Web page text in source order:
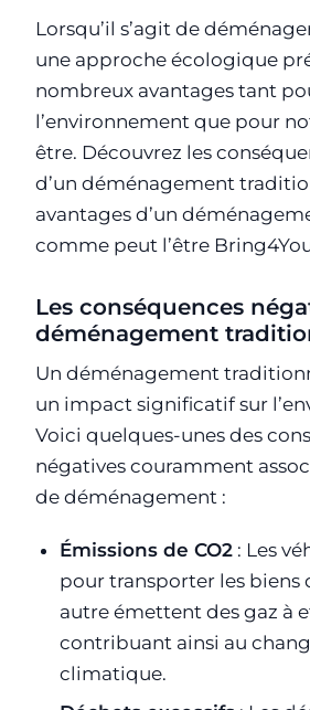
Lorsqu’il s’agit de
une approche écologique
nombreux avantages tant
l’environnement que pour
être. Découvrez les
d’un déménagement
avantages d’un
comme peut l’être
Les conséquences
déménagement
Un déménagement
un impact significatif sur
Voici quelques-unes des
négatives couramment
de déménagement :
Émissions de CO2 : Les
pour transporter les biens
autre émettent des gaz à
contribuant ainsi au
climatique.